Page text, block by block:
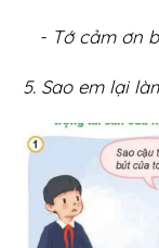
- Tớ cảm ơn
5. Sao em lại